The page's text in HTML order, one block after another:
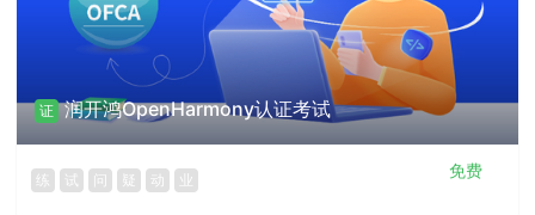
证 润开鸿OpenHarmony认证考试
练 试 问 疑 动 业 免费